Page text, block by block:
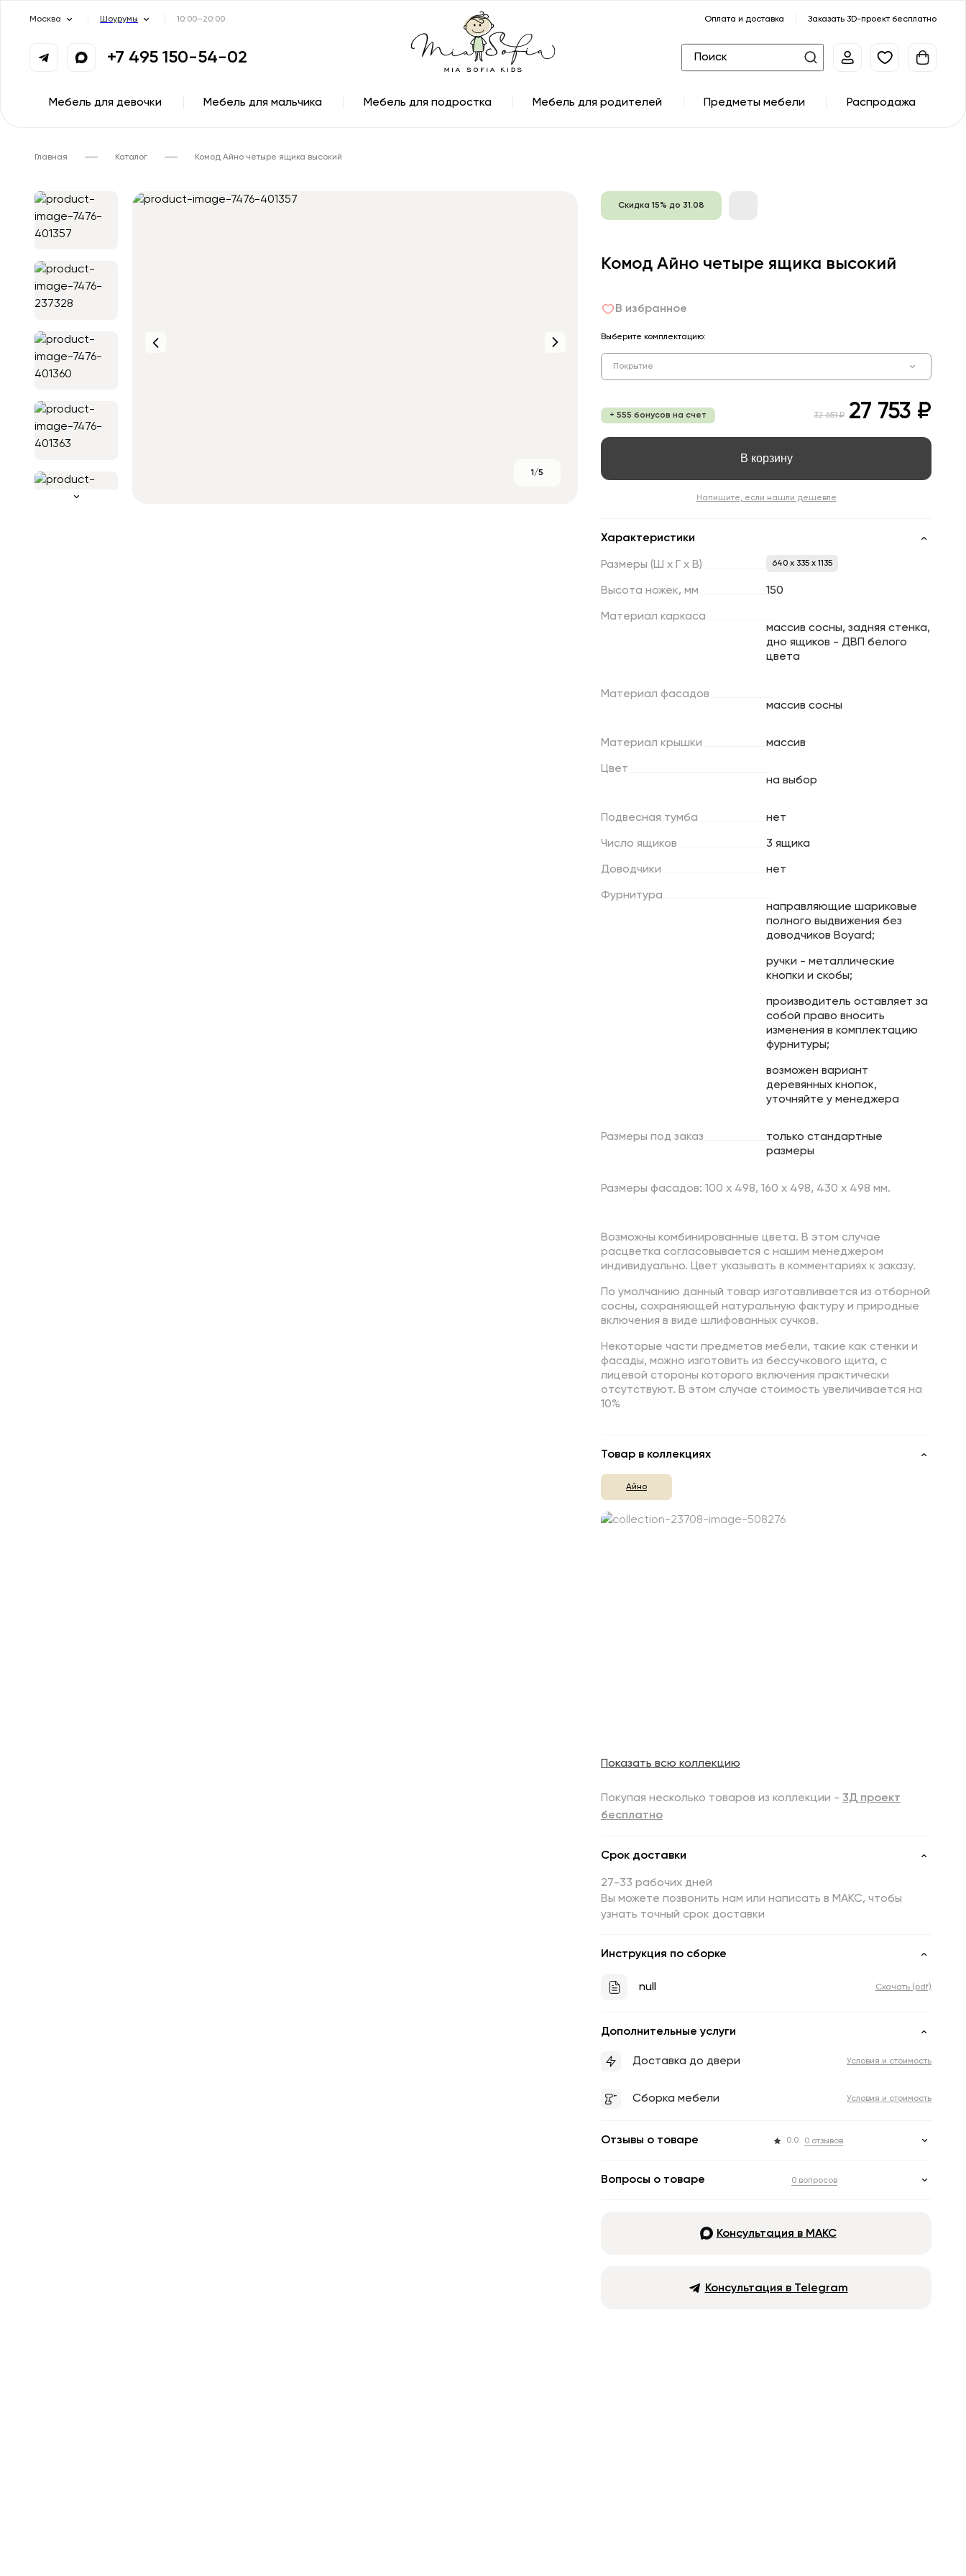
Москва Шоурумы 10:00–20:00 Оплата и доставка Заказать 3D-проект бесплатно
+7 495 150-54-02
Мебель для девочки Мебель для мальчика Мебель для подростка Мебель для родителей Предметы мебели Распродажа
Главная Каталог Комод Айно четыре ящика высокий
1/5
Скидка 15% до 31.08
Комод Айно четыре ящика высокий
В избранное
Выберите комплектацию:
Покрытие
+ 555 бонусов на счет 32 651 ₽ 27 753 ₽
В корзину
Напишите, если нашли дешевле
Характеристики
Размеры (Ш х Г х В) 640 x 335 x 1135
Высота ножек, мм 150
Материал каркаса
массив сосны, задняя стенка,
дно ящиков - ДВП белого
цвета
Материал фасадов
массив сосны
Материал крышки массив
Цвет
на выбор
Подвесная тумба нет
Число ящиков 3 ящика
Доводчики нет
Фурнитура
направляющие шариковые
полного выдвижения без
доводчиков Boyard;
ручки - металлические
кнопки и скобы;
производитель оставляет за
собой право вносить
изменения в комплектацию
фурнитуры;
возможен вариант
деревянных кнопок,
уточняйте у менеджера
Размеры под заказ
только стандартные
размеры
Размеры фасадов: 100 х 498, 160 х 498, 430 х 498 мм.
Возможны комбинированные цвета. В этом случае
расцветка согласовывается с нашим менеджером
индивидуально. Цвет указывать в комментариях к заказу.
По умолчанию данный товар изготавливается из отборной
сосны, сохраняющей натуральную фактуру и природные
включения в виде шлифованных сучков.
Некоторые части предметов мебели, такие как стенки и
фасады, можно изготовить из бессучкового щита, с
лицевой стороны которого включения практически
отсутствуют. В этом случае стоимость увеличивается на
10%
Товар в коллекциях
Айно
Показать всю коллекцию
Покупая несколько товаров из коллекции - 3Д проект
бесплатно
Срок доставки
27-33 рабочих дней
Вы можете позвонить нам или написать в МАКС, чтобы
узнать точный срок доставки
Инструкция по сборке
null Скачать (pdf)
Дополнительные услуги
Доставка до двери Условия и стоимость
Сборка мебели Условия и стоимость
Отзывы о товаре 0.0 0 отзывов
Вопросы о товаре 0 вопросов
Консультация в МАКС
Консультация в Telegram